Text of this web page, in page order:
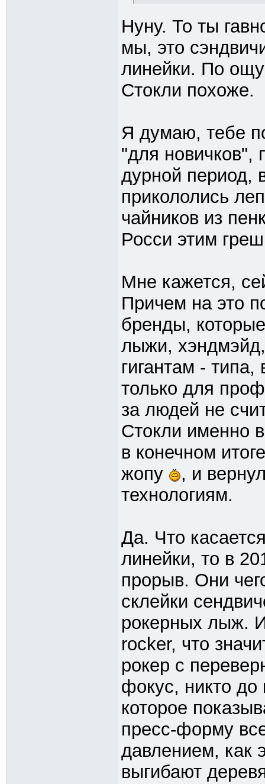
Нуну. То ты
мы, это
линейки. По
Стокли похоже.
Я думаю, тебе
"для новичков",
дурной период,
прикололись
чайников из
Росси этим
Мне кажется,
Причем на это
бренды,
лыжи,
гигантам -
только для
за людей не
Стокли именно
в конечном
жопу
, и
технологиям.
Да. Что
линейки, то в
прорыв. Они
склейки
рокерных лыж.
rocker, что
рокер с
фокус, никто
которое
пресс-форму
давлением, как
выгибают